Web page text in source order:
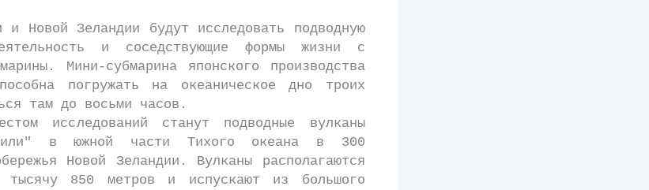
Новой Зеландии будут исследовать подводную
и соседствующие формы жизни с
Мини-субмарина японского производства
погружать на океаническое дно троих
там до восьми часов.
исследований станут подводные вулканы
в южной части Тихого океана в 300
Новой Зеландии. Вулканы располагаются
850 метров и испускают из большого